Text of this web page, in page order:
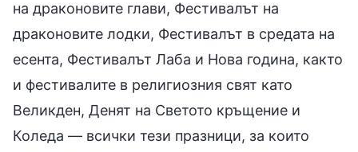
на драконовите глави, Фестивалът на
драконовите лодки, Фестивалът в средата на
есента, Фестивалът Лаба и Нова година, както
и фестивалите в религиозния свят като
Великден, Денят на Светото кръщение и
Коледа — всички тези празници, за които